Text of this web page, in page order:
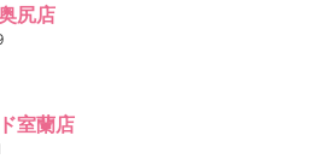
尻店
室蘭店